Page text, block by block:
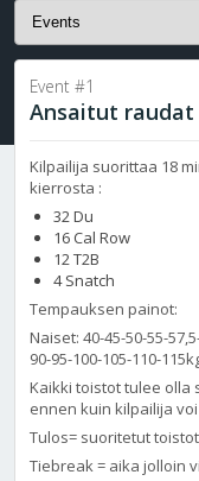
Event #1
Ansaitut raudat
Kilpailija suorittaa 18
kierrosta :
32 Du
16 Cal Row
12 T2B
4 Snatch
Tempauksen painot:
Naiset: 40-45-50-55-
90-95-100-105-110-
Kaikki toistot tulee
ennen kuin kilpailija
Tulos= suoritetut toistot
Tiebreak = aika jolloin